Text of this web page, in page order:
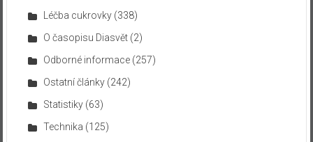
Léčba cukrovky(338)
O časopisu Diasvět(2)
Odborné informace(257)
Ostatní články(242)
Statistiky(63)
Technika (125)